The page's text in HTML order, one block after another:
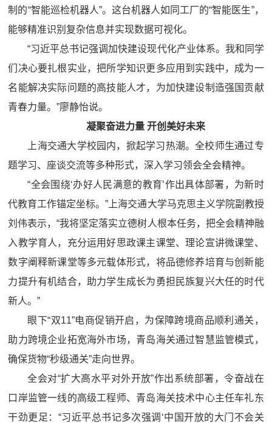
制的“智能巡检机器人”。这台机器人如同工厂的“智能医生”，
能够精准识别复杂信息并实现数据可视化。
“习近平总书记强调加快建设现代化产业体系。我和同学
们决心要扎根实业，把所学知识更多应用到实践中，成为一
名能解决实际问题的高技能人才，为加快建设制造强国贡献
青春力量。”廖静怡说。
凝聚奋进力量 开创美好未来
上海交通大学校园内，掀起学习热潮。全校师生通过专
题学习、座谈交流等多种形式，深入学习领会全会精神。
“全会围绕‘办好人民满意的教育’作出具体部署，为新时
代教育工作锚定坐标。”上海交通大学马克思主义学院副教授
刘伟表示，“我将坚定落实立德树人根本任务，把全会精神融
入教学育人，充分运用好思政课主课堂、理论宣讲微课堂、
数字阐释新课堂等多元载体形式，将品德修养培育与创新能
力提升有机结合，助力学生成长为勇担民族复兴大任的时代
新人。”
眼下“双11”电商促销开启，为保障跨境商品顺利通关，
助力跨境企业拓宽海外市场，青岛海关通过智慧监管模式，
确保货物“秒级通关”走向世界。
全会对“扩大高水平对外开放”作出系统部署，令奋战在
口岸监管一线的高级工程师、青岛海关技术中心主任车礼东
干劲更足：“习近平总书记多次强调‘中国开放的大门不会关